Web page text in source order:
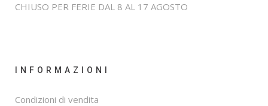
CHIUSO PER FERIE DAL 8 AL 17 AGOSTO
INFORMAZIONI
Condizioni di vendita